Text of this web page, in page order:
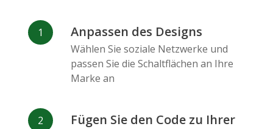
Anpassen des Designs
Wählen Sie soziale Netzwerke und
passen Sie die Schaltflächen an Ihre
Marke an
Fügen Sie den Code zu Ihrer